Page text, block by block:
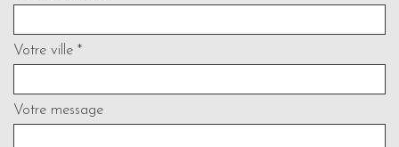
Votre ville *
Votre message